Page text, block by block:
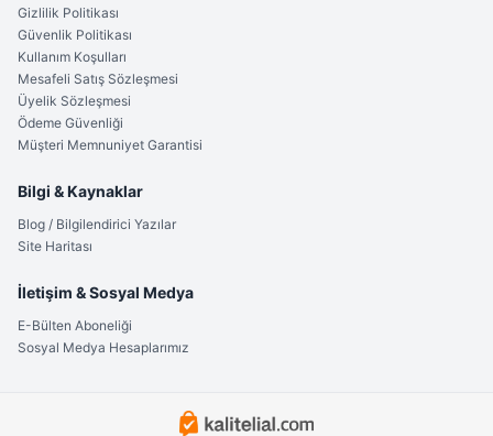
Gizlilik Politikası
Güvenlik Politikası
Kullanım Koşulları
Mesafeli Satış Sözleşmesi
Üyelik Sözleşmesi
Ödeme Güvenliği
Müşteri Memnuniyet Garantisi
Bilgi & Kaynaklar
Blog / Bilgilendirici Yazılar
Site Haritası
İletişim & Sosyal Medya
E-Bülten Aboneliği
Sosyal Medya Hesaplarımız